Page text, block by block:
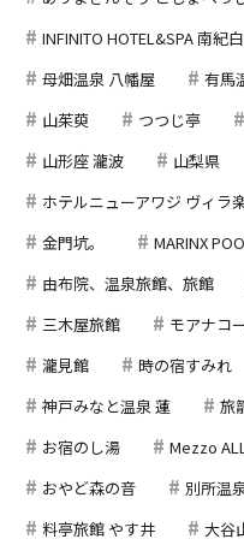
INFINITO HOTEL&SPA 南紀
母畑温泉 八幡屋
有馬
山茱萸
つつじ亭
山形座 瀧波
山梨県
ホテルニューアワジ ヴィラ
金門坑。
MARINX
由布院、温泉旅館、旅館
三木屋旅館
モアナコ
瀧見館
時の宿すみれ
神戸みなと温泉 蓮
旅
お宿のし湯
Mezzo
おやど森の音
別所温
料亭旅館 やす井
大谷